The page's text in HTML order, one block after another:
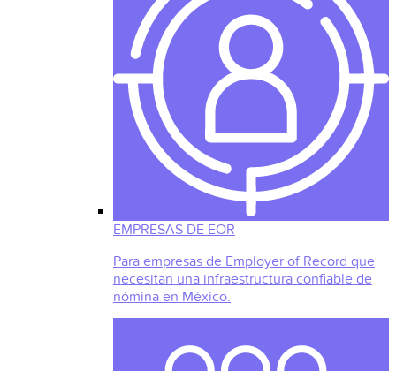
EMPRESAS DE EOR
Para empresas de Employer of Record que
necesitan una infraestructura confiable de
nómina en México.